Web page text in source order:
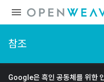
참조
Google은 흑인 공동체를 위한